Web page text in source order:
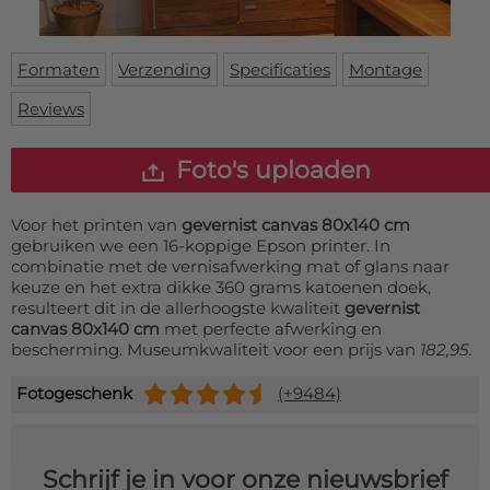
Deurmat
Vloermat
Skateboard deck
Over ons
Inloggen
WhatsApp
Formaten Verzending Specificaties
Montage
Reviews
Foto's uploaden
Voor het printen van gevernist canvas 80x140 cm
gebruiken we een 16-koppige Epson printer. In
combinatie met de vernisafwerking mat of glans naar
keuze en het extra dikke 360 grams katoenen doek,
resulteert dit in de allerhoogste kwaliteit gevernist
canvas 80x140 cm met perfecte afwerking en
bescherming. Museumkwaliteit voor een prijs van 182,95.
Fotogeschenk (+9484)
Schrijf je in voor onze nieuwsbrief